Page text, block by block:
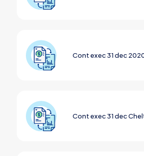
Cont exec 31 dec
Cont exec 31 dec